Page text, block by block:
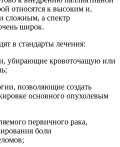
относятся к высоким и,
сложным, а спектр
широк.
в стандарты лечения:
убирающие кровоточащую или
позволяющие создать
основного опухолевым
первичного рака,
боли